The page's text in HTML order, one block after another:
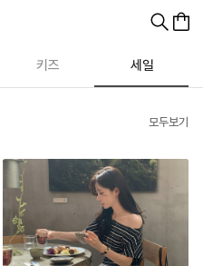
키즈 세일
모두보기